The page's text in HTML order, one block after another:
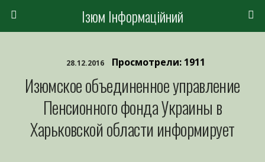
Ізюм Інформаційний
28.12.2016 Просмотрели: 1911
Изюмское объединенное управление
Пенсионного фонда Украины в
Харьковской области информирует